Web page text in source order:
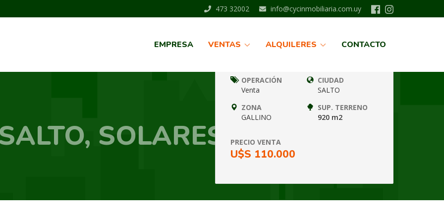
473 32002 info@cycinmobiliaria.com.uy
EMPRESA VENTAS ALQUILERES CONTACTO
SOLARES
OPERACIÓN
Venta
CIUDAD
SALTO
ZONA
GALLINO
SUP. TERRENO
920 m2
PRECIO VENTA
U$S 110.000